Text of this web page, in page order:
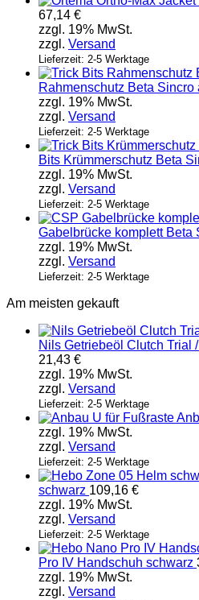
67,14 €
zzgl. 19% MwSt.
zzgl. Versand
Lieferzeit: 2-5 Werktage
Rahmenschutz Beta Sincro
zzgl. 19% MwSt.
zzgl. Versand
Lieferzeit: 2-5 Werktage
Bits Krümmerschutz Beta
zzgl. 19% MwSt.
zzgl. Versand
Lieferzeit: 2-5 Werktage
Gabelbrücke komplett Beta
zzgl. 19% MwSt.
zzgl. Versand
Lieferzeit: 2-5 Werktage
Am meisten gekauft
Nils Getriebeöl Clutch Trial
21,43 €
zzgl. 19% MwSt.
zzgl. Versand
Lieferzeit: 2-5 Werktage
zzgl. 19% MwSt.
zzgl. Versand
Lieferzeit: 2-5 Werktage
schwarz 109,16 €
zzgl. 19% MwSt.
zzgl. Versand
Lieferzeit: 2-5 Werktage
Pro IV Handschuh schwarz
zzgl. 19% MwSt.
zzgl. Versand